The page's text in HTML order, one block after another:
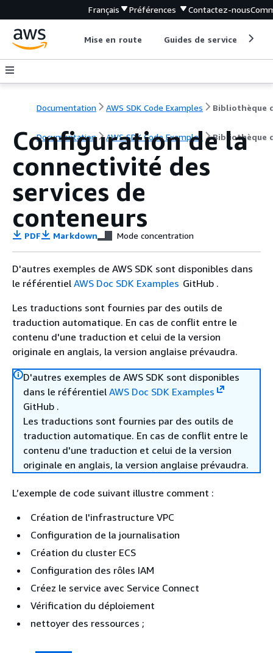
Français Préférences Contactez-nous
Mise en route Guides de service
Documentation AWS SDK Code Examples
Documentation AWS SDK Code Examples Bibliothèque
Configuration de la
connectivité des
services de
conteneurs
PDF Markdown Mode concentration
D'autres exemples de AWS SDK sont disponibles dans
le référentiel AWS Doc SDK Examples GitHub .
Les traductions sont fournies par des outils de
traduction automatique. En cas de conflit entre le
contenu d'une traduction et celui de la version
originale en anglais, la version anglaise prévaudra.
D'autres exemples de AWS SDK sont disponibles
dans le référentiel AWS Doc SDK Examples
GitHub .
Les traductions sont fournies par des outils de
traduction automatique. En cas de conflit entre le
contenu d'une traduction et celui de la version
originale en anglais, la version anglaise prévaudra.
L’exemple de code suivant illustre comment :
Création de l'infrastructure VPC
Configuration de la journalisation
Création du cluster ECS
Configuration des rôles IAM
Créez le service avec Service Connect
Vérification du déploiement
nettoyer des ressources ;